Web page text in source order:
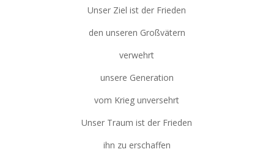
Unser Ziel ist der Frieden
den unseren Großvätern
verwehrt
unsere Generation
vom Krieg unversehrt
Unser Traum ist der Frieden
ihn zu erschaffen